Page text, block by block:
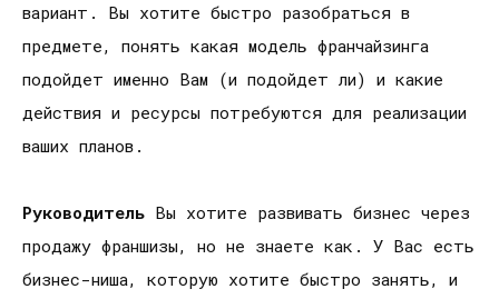
вариант. Вы хотите быстро разобраться в
предмете, понять какая модель франчайзинга
подойдет именно Вам (и подойдет ли) и какие
действия и ресурсы потребуются для реализации
ваших планов.
Руководитель Вы хотите развивать бизнес через
продажу франшизы, но не знаете как. У Вас есть
бизнес-ниша, которую хотите быстро занять, и